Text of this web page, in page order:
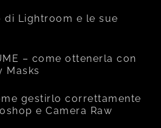
Lightroom e le sue
– come ottenerla con
Masks
gestirlo correttamente
e Camera Raw